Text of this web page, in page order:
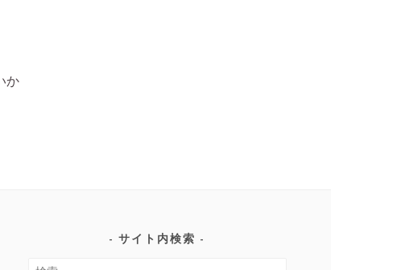
か
サイト内検索
検